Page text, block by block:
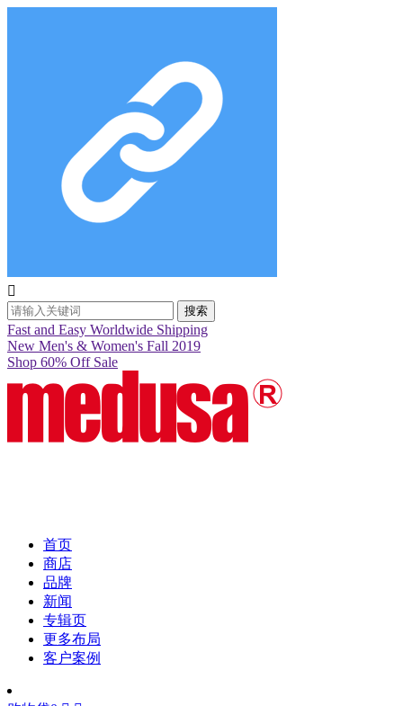

搜索
Fast and Easy Worldwide Shipping
New Men's & Women's Fall 2019
Shop 60% Off Sale
首页
商店
品牌
新闻
专辑页
更多布局
客户案例